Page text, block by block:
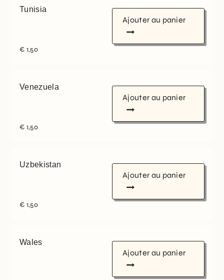
Tunisia
€ 1,50
Ajouter au panier
Venezuela
€ 1,50
Ajouter au panier
Uzbekistan
€ 1,50
Ajouter au panier
Wales
Ajouter au panier